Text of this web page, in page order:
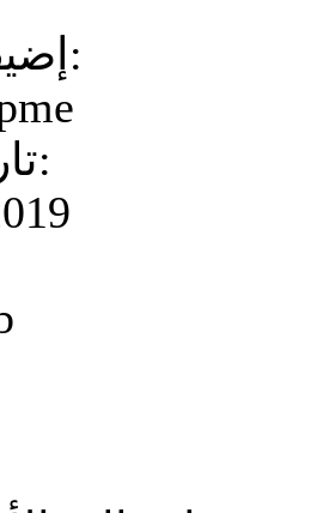
إضيف بواسطة:
تاريخ الإضافة: